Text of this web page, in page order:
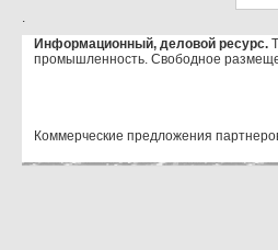
.
Информационный, деловой ресурс.
промышленность. Свободное
Коммерческие предложения